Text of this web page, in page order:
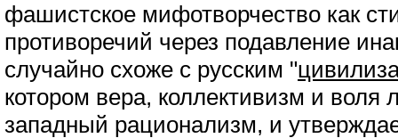
фашистское мифотворчество как
противоречий через подавление
случайно схоже с русским "
котором вера, коллективизм и воля
западный рационализм, и